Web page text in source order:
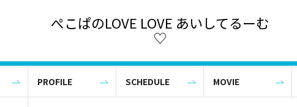
ぺこぱのLOVE LOVE あいしてるーむ
♡
PROFILE SCHEDULE MOVIE